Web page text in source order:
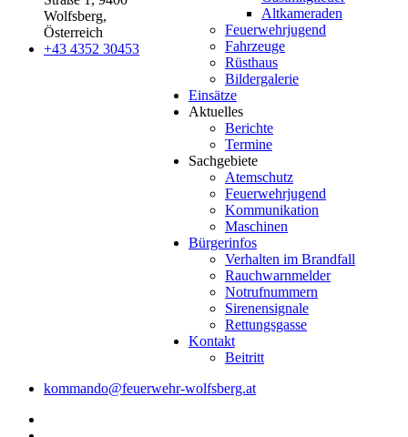
Altkameraden
Feuerwehrjugend
Fahrzeuge
Rüsthaus
Bildergalerie
Einsätze
Aktuelles
Berichte
Termine
Sachgebiete
Atemschutz
Feuerwehrjugend
Kommunikation
Maschinen
Bürgerinfos
Verhalten im Brandfall
Rauchwarnmelder
Notrufnummern
Sirenensignale
Rettungsgasse
Kontakt
Beitritt
Wolfsberg,
Österreich
+43 4352 30453
kommando@feuerwehr-wolfsberg.at